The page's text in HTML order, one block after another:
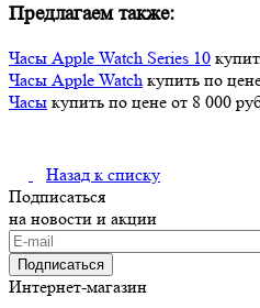
Предлагаем также:
Часы Apple Watch Series 10
Часы Apple Watch купить по
Часы купить по цене от 8 000
Назад к списку
Подписаться
на новости и акции
Подписаться
Интернет-магазин